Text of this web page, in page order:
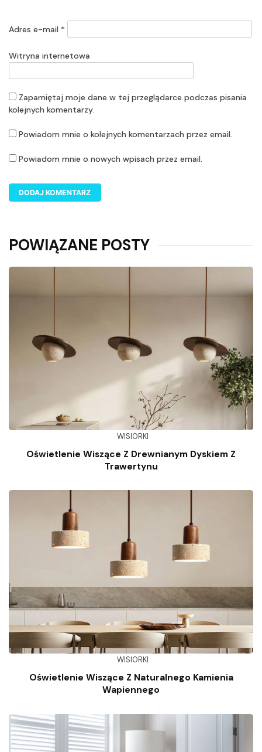
Adres e-mail *
Witryna internetowa
Zapamiętaj moje dane w tej przeglądarce podczas pisania
kolejnych komentarzy.
Powiadom mnie o kolejnych komentarzach przez email.
Powiadom mnie o nowych wpisach przez email.
POWIĄZANE POSTY
WISIORKI
Oświetlenie Wiszące Z Drewnianym Dyskiem Z
Trawertynu
WISIORKI
Oświetlenie Wiszące Z Naturalnego Kamienia
Wapiennego